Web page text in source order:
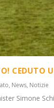
CEDUTO
, News, Notizie
Simone